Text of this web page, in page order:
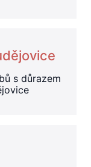
s důrazem